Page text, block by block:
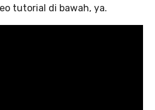
tutorial di bawah, ya.